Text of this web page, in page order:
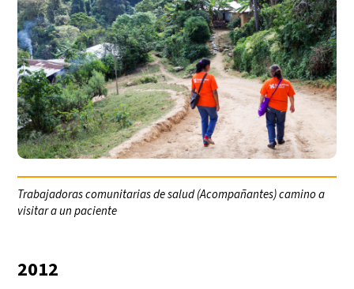
Trabajadoras comunitarias de salud (Acompañantes) camino a
visitar a un paciente
2012